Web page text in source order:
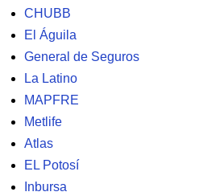
CHUBB
El Águila
General de Seguros
La Latino
MAPFRE
Metlife
Atlas
EL Potosí
Inbursa